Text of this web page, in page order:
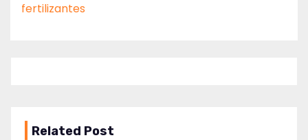
fertilizantes
Related Post